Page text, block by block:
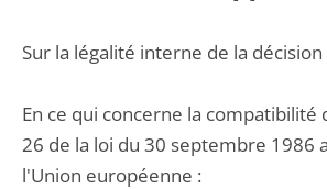
Sur la légalité interne de la
En ce qui concerne la compatibilité
26 de la loi du 30 septembre 1986
l'Union européenne :